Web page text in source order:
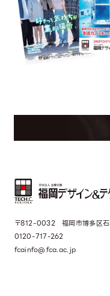
〒812-0032 福岡市博多区
0120-717-262
fcainfo@fca.ac.jp